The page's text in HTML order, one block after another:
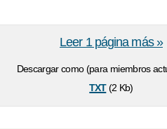
Descargar como (para miembros
txt(2 Kb)
Leer 1 página más »